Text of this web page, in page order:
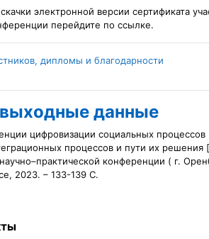
электронной версии сертификата
перейдите по ссылке.
дипломы и благодарности
данные
цифровизации социальных
процессов и пути их решения
конференции ( г.
2023. – 133-139 С.